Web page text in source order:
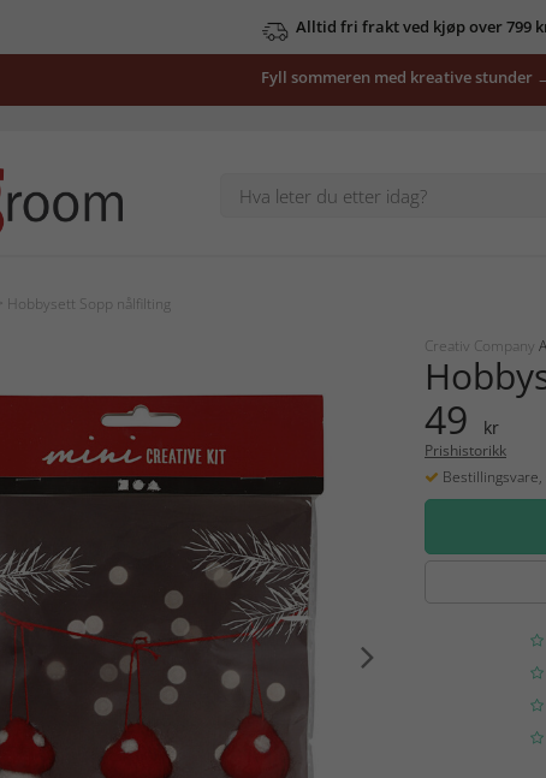
Alltid fri frakt ved kjøp over 799
Fyll sommeren med kreative stunder
> Hobbysett Sopp nålfilting
Creativ Company
49 kr
Prishistorikk